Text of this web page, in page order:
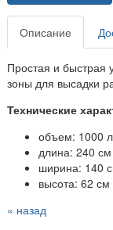
Описание
Простая и быстрая
зоны для высадки
Технические
объем: 1000 л
длина: 240 см
ширина: 140
высота: 62 см
« назад